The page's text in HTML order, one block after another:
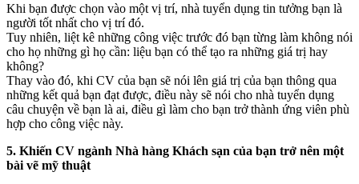
Khi bạn được chọn vào một vị trí, nhà tuyển dụng tin tưởng bạn là
người tốt nhất cho vị trí đó.
Tuy nhiên, liệt kê những công việc trước đó bạn từng làm không nói
cho họ những gì họ cần: liệu bạn có thể tạo ra những giá trị hay
không?
Thay vào đó, khi CV của bạn sẽ nói lên giá trị của bạn thông qua
những kết quả bạn đạt được, điều này sẽ nói cho nhà tuyển dụng
câu chuyện về bạn là ai, điều gì làm cho bạn trở thành ứng viên phù
hợp cho công việc này.
5. Khiến CV ngành Nhà hàng Khách sạn của bạn trở nên một
bài vẽ mỹ thuật